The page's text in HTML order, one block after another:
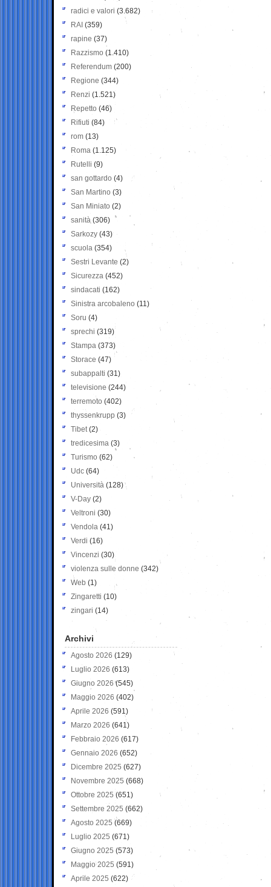
radici e valori (3.682)
RAI (359)
rapine (37)
Razzismo (1.410)
Referendum (200)
Regione (344)
Renzi (1.521)
Repetto (46)
Rifiuti (84)
rom (13)
Roma (1.125)
Rutelli (9)
san gottardo (4)
San Martino (3)
San Miniato (2)
sanità (306)
Sarkozy (43)
scuola (354)
Sestri Levante (2)
Sicurezza (452)
sindacati (162)
Sinistra arcobaleno (11)
Soru (4)
sprechi (319)
Stampa (373)
Storace (47)
subappalti (31)
televisione(244)
terremoto (402)
thyssenkrupp (3)
Tibet(2)
tredicesima (3)
Turismo (62)
Udc (64)
Università (128)
V-Day (2)
Veltroni (30)
Vendola (41)
Verdi (16)
Vincenzi (30)
violenza sulle donne (342)
Web (1)
Zingaretti (10)
zingari (14)
Archivi
Agosto 2026 (129)
Luglio 2026 (613)
Giugno 2026 (545)
Maggio 2026 (402)
Aprile 2026 (591)
Marzo 2026 (641)
Febbraio 2026 (617)
Gennaio 2026 (652)
Dicembre 2025 (627)
Novembre 2025 (668)
Ottobre 2025 (651)
Settembre 2025 (662)
Agosto 2025 (669)
Luglio 2025 (671)
Giugno 2025 (573)
Maggio 2025 (591)
Aprile 2025 (622)